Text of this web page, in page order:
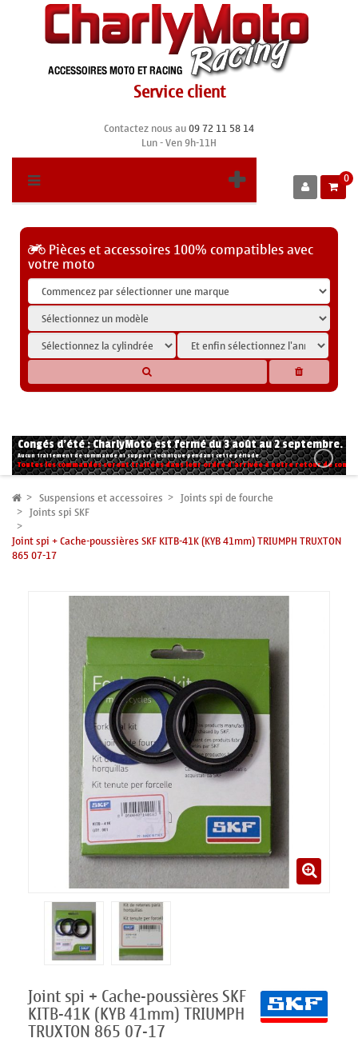
Service client
Contactez nous au09 72 11 58 14
Lun - Ven 9h-11H
0
Pièces et accessoires 100% compatibles avec
votre moto
Congés d'été : CharlyMoto est fermé du 3 août au 2 septembre.
Aucun traitement de commande ni support technique pendant cette période.
Toutes les commandes seront traitées dans leur ordre d'arrivée à notre retour de
Suspensions et accessoires Joints spi de fourche
Joints spi SKF
Joint spi + Cache-poussières SKF KITB-41K (KYB 41mm) TRIUMPH TRUXTON
865 07-17
Joint spi + Cache-poussières SKF
KITB-41K (KYB 41mm) TRIUMPH
TRUXTON 865 07-17